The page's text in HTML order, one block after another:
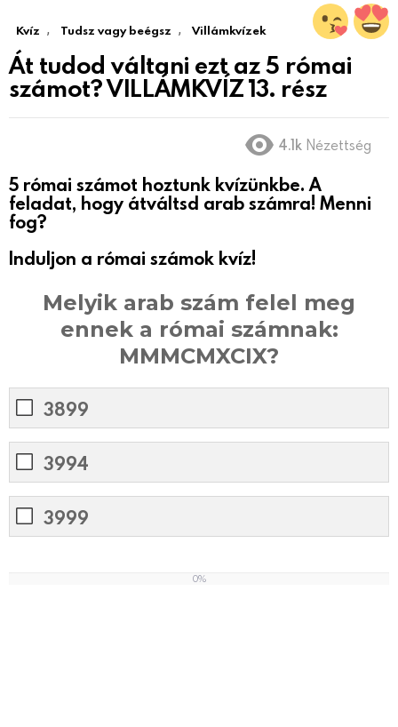
Kvíz , Tudsz vagy beégsz , Villámkvízek
Át tudod váltani ezt az 5 római
számot? VILLÁMKVÍZ 13. rész
4.1k Nézettség
5 római számot hoztunk kvízünkbe. A
feladat, hogy átváltsd arab számra! Menni
fog?
Induljon a római számok kvíz!
Melyik arab szám felel meg
ennek a római számnak:
MMMCMXCIX?​
3899
3994
3999
0%